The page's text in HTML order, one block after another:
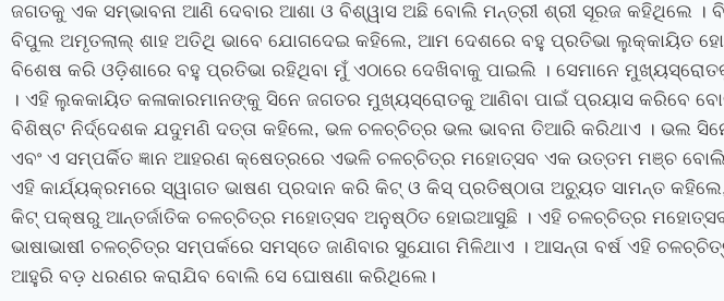
ଜଗତକୁ ଏକ ସମ୍ଭାବନା ଆଣି ଦେବାର ଆଶା ଓ ବିଶ୍ୱାସ ଅଛି ବୋଲି ମନ୍ତ୍ରୀ ଶ୍ରୀ ସୂରଜ କହିଥିଲେ
ବିପୁଲ ଅମୃତଲାଲ୍‍ ଶାହ ଅତିଥି ଭାବେ ଯୋଗଦେଇ କହିଲେ, ଆମ ଦେଶରେ ବହୁ ପ୍ରତିଭା ଲୁକ୍‍କାୟିତ
ବିଶେଷ କରି ଓଡ଼ିଶାରେ ବହୁ ପ୍ରତିଭା ରହିଥିବା ମୁଁ ଏଠାରେ ଦେଖିବାକୁ ପାଇଲି । ସେମାନେ
। ଏହି ଲୁକକାୟିତ କଳାକାରମାନଙ୍କୁ ସିନେ ଜଗତର ମୁଖ୍ୟସ୍ରୋତକୁ ଆଣିବା ପାଇଁ ପ୍ରୟାସ କରିବେ
ବିଶିଷ୍ଟ ନିର୍ଦ୍ଦେଶକ ଯଦୁମଣି ଦତ୍ତା କହିଲେ, ଭଳ ଚଳଚ୍ଚିତ୍ର ଭଲ ଭାବନା ତିଆରି କରିଥାଏ । ଭଲ
ଏବଂ ଏ ସମ୍ପର୍କିତ ଜ୍ଞାନ ଆହରଣ କ୍ଷେତ୍ରରେ ଏଭଳି ଚଳଚ୍ଚିତ୍ର ମହୋତ୍ସବ ଏକ ଉତ୍ତମ ମଞ୍ଚ
ଏହି କାର୍ଯ୍ୟକ୍ରମରେ ସ୍ୱାଗତ ଭାଷଣ ପ୍ରଦାନ କରି କିଟ୍‍ ଓ କିସ୍‍ ପ୍ରତିଷ୍ଠାତା ଅଚ୍ୟୁତ ସାମନ୍ତ କହିଲେ
କିଟ୍‍ ପକ୍ଷରୁ ଆନ୍ତର୍ଜାତିକ ଚଳଚ୍ଚିତ୍ର ମହୋତ୍ସବ ଅନୁଷ୍ଠିତ ହୋଇଆସୁଛି । ଏହି ଚଳଚ୍ଚିତ୍ର
ଭାଷାଭାଷୀ ଚଳଚ୍ଚିତ୍ର ସମ୍ପର୍କରେ ସମସ୍ତେ ଜାଣିବାର ସୁଯୋଗ ମିଳିଥାଏ । ଆସନ୍ତା ବର୍ଷ ଏହି
ଆହୁରି ବଡ଼ ଧରଣର କରାଯିବ ବୋଲି ସେ ଘୋଷଣା କରିଥିଲେ।